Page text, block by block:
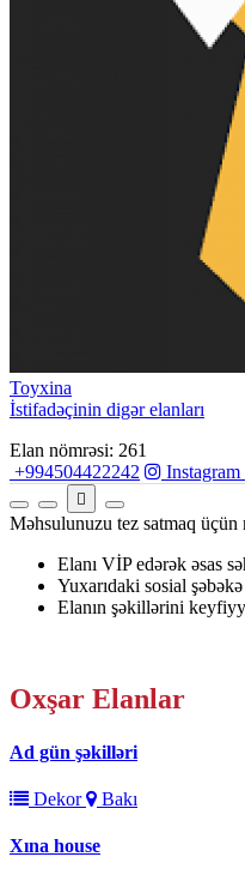
Toyxina
İstifadəçinin digər elanları
Elan nömrəsi: 261
+994504422242
Məhsulunuzu tez satmaq üçün
Elanı VİP edərək əsas
Yuxarıdaki sosial şəbəkə
Elanın şəkillərini
Oxşar Elanlar
Ad gün şəkilləri
Dekor Bakı
Xına house